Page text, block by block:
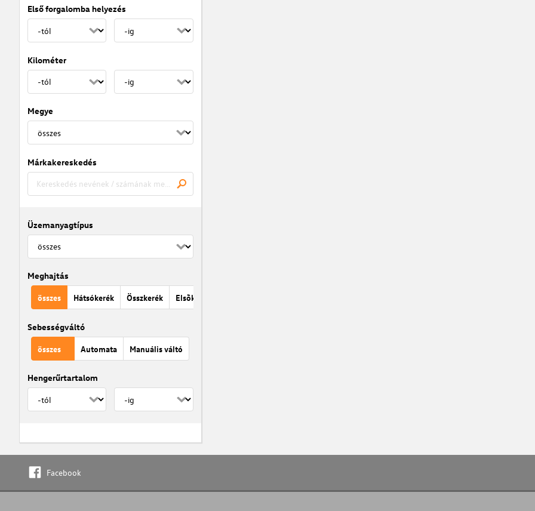
Első forgalomba helyezés
Kilométer
Megye
Márkakereskedés
Üzemanyagtípus
Meghajtás
összes Hátsókerék Összkerék Elsõkerék
Sebességváltó
összes Automata Manuális váltó
Hengerűrtartalom
Facebook